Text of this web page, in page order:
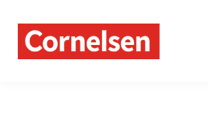
Fobi Live-Online
Aktuelles
Über uns